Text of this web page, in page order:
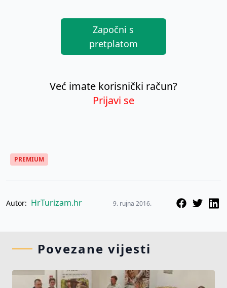
Započni s
pretplatom
Već imate korisnički račun?
Prijavi se
PREMIUM
Autor: HrTurizam.hr 9. rujna 2016.
Povezane vijesti